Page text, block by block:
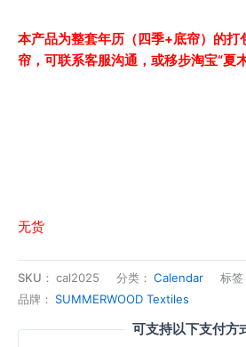
本产品为整套年历（四季+底帘）的打
帘，可联系客服沟通，或移步淘宝“夏
无货
SKU： cal2025 分类： Calendar 标签
品牌： SUMMERWOOD Textiles
可支持以下支付方